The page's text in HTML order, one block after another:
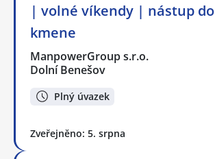
| volné víkendy | nástup do
kmene
ManpowerGroup s.r.o.
Dolní Benešov
Plný úvazek
Zveřejněno: 5. srpna